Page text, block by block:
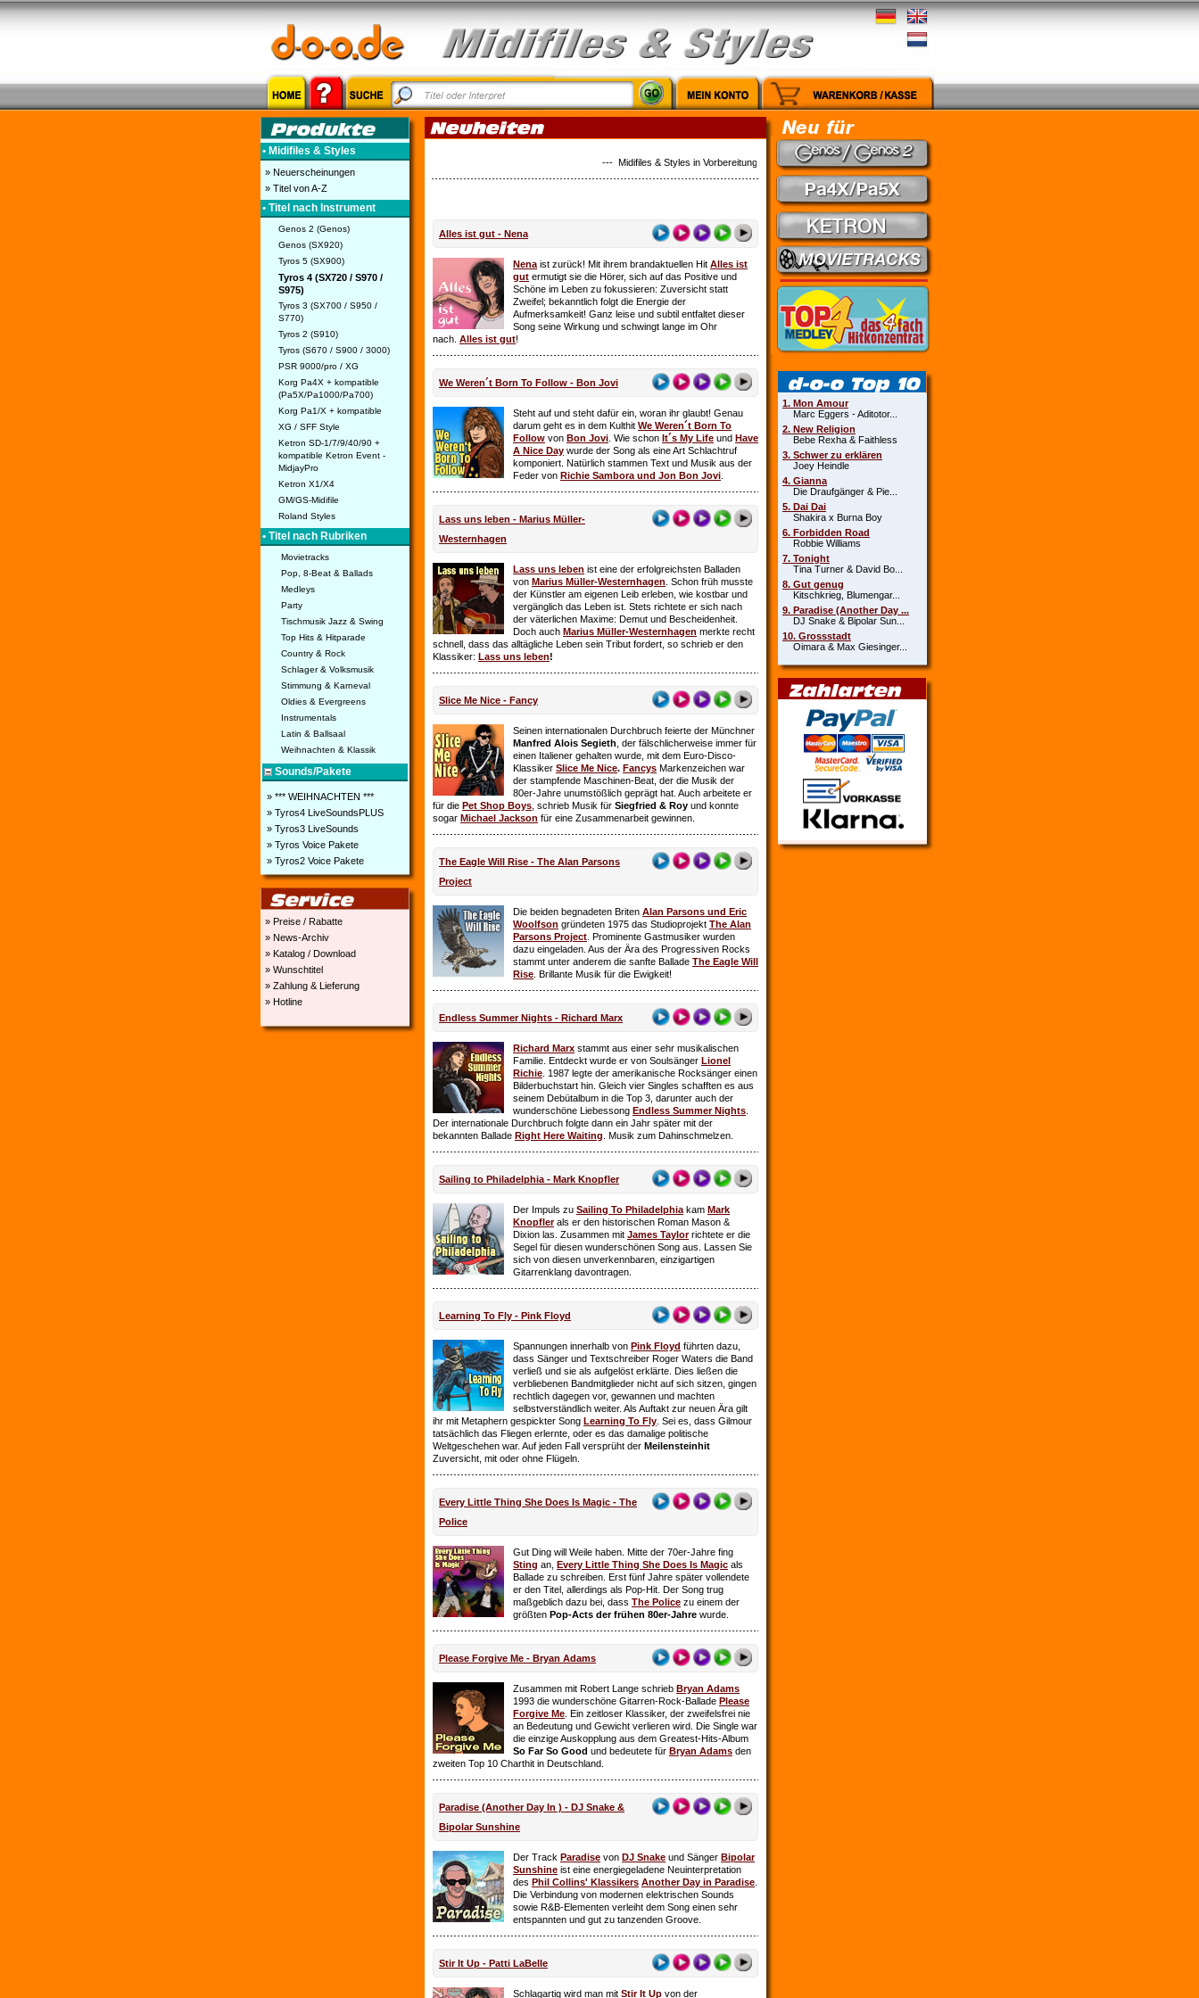
• Midifiles & Styles
» Neuerscheinungen
» Titel von A-Z
• Titel nach Instrument
Genos 2 (Genos)
Genos (SX920)
Tyros 5 (SX900)
Tyros 4 (SX720 / S970 /
S975)
Tyros 3 (SX700 / S950 /
S770)
Tyros 2 (S910)
Tyros (S670 / S900 / 3000)
PSR 9000/pro / XG
Korg Pa4X + kompatible
(Pa5X/Pa1000/Pa700)
Korg Pa1/X + kompatible
XG / SFF Style
Ketron SD-1/7/9/40/90 +
kompatible Ketron Event -
MidjayPro
Ketron X1/X4
GM/GS-Midifile
Roland Styles
• Titel nach Rubriken
Movietracks
Pop, 8-Beat & Ballads
Medleys
Party
Tischmusik Jazz & Swing
Top Hits & Hitparade
Country & Rock
Schlager & Volksmusik
Stimmung & Karneval
Oldies & Evergreens
Instrumentals
Latin & Ballsaal
Weihnachten & Klassik
Sounds/Pakete
» *** WEIHNACHTEN ***
» Tyros4 LiveSoundsPLUS
» Tyros3 LiveSounds
» Tyros Voice Pakete
» Tyros2 Voice Pakete
» Preise / Rabatte
» News-Archiv
» Katalog / Download
» Wunschtitel
» Zahlung & Lieferung
» Hotline
--- Midifiles & Styles in Vorbereitung: Country Medley - Theuns Jordaan & Juanita du Plessis // Kein Gefühl - Marius Müller-Westerhagen //
Alles ist gut - Nena
Nena ist zurück! Mit ihrem brandaktuellen Hit Alles ist
gut ermutigt sie die Hörer, sich auf das Positive und
Schöne im Leben zu fokussieren: Zuversicht statt
Zweifel; bekanntlich folgt die Energie der
Aufmerksamkeit! Ganz leise und subtil entfaltet dieser
Song seine Wirkung und schwingt lange im Ohr
nach. Alles ist gut!
We Weren´t Born To Follow - Bon Jovi
Steht auf und steht dafür ein, woran ihr glaubt! Genau
darum geht es in dem Kulthit We Weren´t Born To
Follow von Bon Jovi . Wie schon It´s My Life und Have
A Nice Day wurde der Song als eine Art Schlachtruf
komponiert. Natürlich stammen Text und Musik aus der
Feder von Richie Sambora und Jon Bon Jovi
Lass uns leben - Marius Müller-
Westernhagen
Lass uns leben ist eine der erfolgreichsten Balladen
von Marius Müller-Westernhagen . Schon früh musste
der Künstler am eigenen Leib erleben, wie kostbar und
vergänglich das Leben ist. Stets richtete er sich nach
der väterlichen Maxime: Demut und Bescheidenheit.
Doch auch Marius Müller-Westernhagen merkte recht
schnell, dass das alltägliche Leben sein Tribut fordert, so schrieb er den
Klassiker: Lass uns leben!
Slice Me Nice - Fancy
Seinen internationalen Durchbruch feierte der Münchner
Manfred Alois Segieth , der fälschlicherweise immer für
einen Italiener gehalten wurde, mit dem Euro-Disco-
Klassiker Slice Me Nice. Fancys Markenzeichen war
der stampfende Maschinen-Beat, der die Musik der
80er-Jahre unumstößlich geprägt hat. Auch arbeitete er
für die Pet Shop Boys , schrieb Musik für Siegfried & Roy und konnte
sogar Michael Jackson für eine Zusammenarbeit gewinnen.
The Eagle Will Rise - The Alan Parsons
Project
Die beiden begnadeten Briten Alan Parsons und Eric
Woolfson gründeten 1975 das Studioprojekt The Alan
Parsons Project . Prominente Gastmusiker wurden
dazu eingeladen. Aus der Ära des Progressiven Rocks
stammt unter anderem die sanfte Ballade The Eagle Will
Rise . Brillante Musik für die Ewigkeit!
Endless Summer Nights - Richard Marx
Richard Marx stammt aus einer sehr musikalischen
Familie. Entdeckt wurde er von Soulsänger Lionel
Richie . 1987 legte der amerikanische Rocksänger einen
Bilderbuchstart hin. Gleich vier Singles schafften es aus
seinem Debütalbum in die Top 3, darunter auch der
wunderschöne Liebessong Endless Summer Nights
Der internationale Durchbruch folgte dann ein Jahr später mit der
bekannten Ballade Right Here Waiting . Musik zum Dahinschmelzen.
Sailing to Philadelphia - Mark Knopfler
Der Impuls zu Sailing To Philadelphia kam Mark
Knopfler als er den historischen Roman Mason &
Dixion las. Zusammen mit James Taylorrichtete er die
Segel für diesen wunderschönen Song aus. Lassen Sie
sich von diesen unverkennbaren, einzigartigen
Gitarrenklang davontragen.
Learning To Fly - Pink Floyd
Spannungen innerhalb von Pink Floyd führten dazu,
dass Sänger und Textschreiber Roger Waters die Band
verließ und sie als aufgelöst erklärte. Dies ließen die
verbliebenen Bandmitglieder nicht auf sich sitzen, gingen
rechtlich dagegen vor, gewannen und machten
selbstverständlich weiter. Als Auftakt zur neuen Ära gilt
ihr mit Metaphern gespickter Song Learning To Fly . Sei es, dass Gilmour
tatsächlich das Fliegen erlernte, oder es das damalige politische
Weltgeschehen war. Auf jeden Fall versprüht der Meilensteinhit
Zuversicht, mit oder ohne Flügeln.
Every Little Thing She Does Is Magic - The
Police
Gut Ding will Weile haben. Mitte der 70er-Jahre fing
Sting an, Every Little Thing She Does Is Magic als
Ballade zu schreiben. Erst fünf Jahre später vollendete
er den Titel, allerdings als Pop-Hit. Der Song trug
maßgeblich dazu bei, dass The Police zu einem der
größten Pop-Acts der frühen 80er-Jahre wurde.
Please Forgive Me - Bryan Adams
Zusammen mit Robert Lange schrieb Bryan Adams
1993 die wunderschöne Gitarren-Rock-Ballade Please
Forgive Me . Ein zeitloser Klassiker, der zweifelsfrei nie
an Bedeutung und Gewicht verlieren wird. Die Single war
die einzige Auskopplung aus dem Greatest-Hits-Album
So Far So Good und bedeutete für Bryan Adams den
zweiten Top 10 Charthit in Deutschland.
Paradise (Another Day In ) - DJ Snake &
Bipolar Sunshine
Der Track Paradise von DJ Snake und Sänger Bipolar
Sunshine ist eine energiegeladene Neuinterpretation
des Phil Collins' Klassikers Another Day in Paradise
Die Verbindung von modernen elektrischen Sounds
sowie R&B-Elementen verleiht dem Song einen sehr
entspannten und gut zu tanzenden Groove.
Stir It Up - Patti LaBelle
Schlagartig wird man mit Stir It Up von der
1. Mon Amour
Marc Eggers - Aditotor...
2. New Religion
Bebe Rexha & Faithless
3. Schwer zu erklären
Joey Heindle
4. Gianna
Die Draufgänger & Pie...
5. Dai Dai
Shakira x Burna Boy
6. Forbidden Road
Robbie Williams
7. Tonight
Tina Turner & David Bo...
8. Gut genug
Kitschkrieg, Blumengar...
9. Paradise (Another Day ...
DJ Snake & Bipolar Sun...
10. Grossstadt
Oimara & Max Giesinger...